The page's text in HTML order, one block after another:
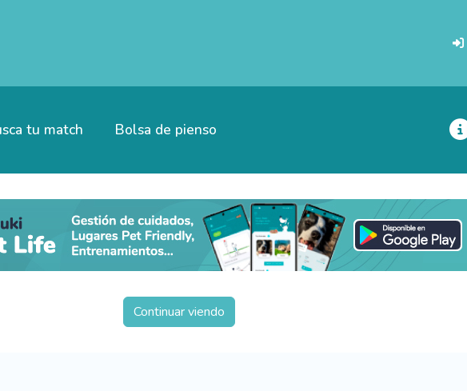
tu match Bolsa de pienso
Continuar viendo